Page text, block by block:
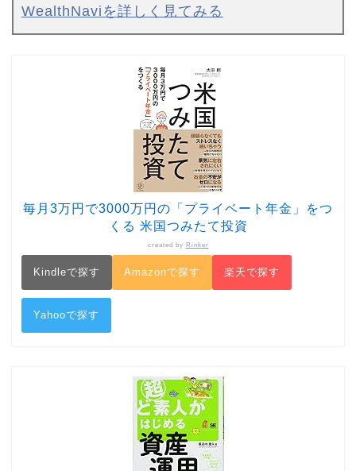
WealthNaviを詳しく見てみる
毎月3万円で3000万円の「プライベート年金」をつ
くる 米国つみたて投資
created by Rinker
Kindleで探す Amazonで探す 楽天で探す
Yahooで探す